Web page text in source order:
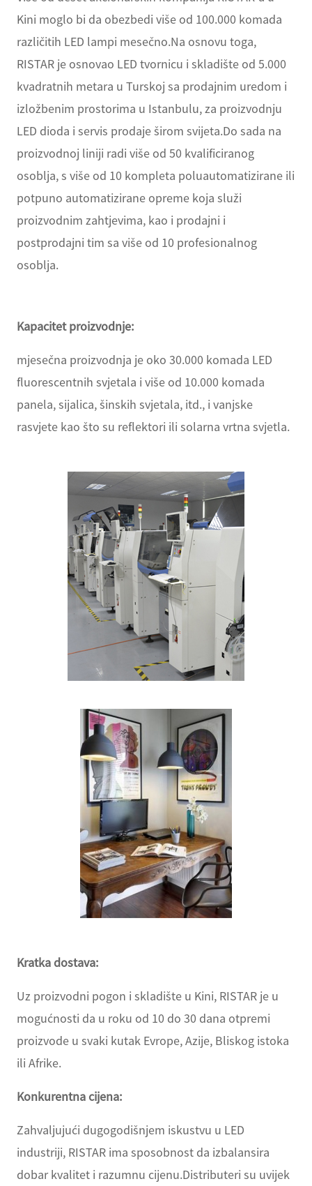
Kini moglo bi da obezbedi više od 100.000 komada
različitih LED lampi mesečno.Na osnovu toga,
RISTAR je osnovao LED tvornicu i skladište od 5.000
kvadratnih metara u Turskoj sa prodajnim uredom i
izložbenim prostorima u Istanbulu, za proizvodnju
LED dioda i servis prodaje širom svijeta.Do sada na
proizvodnoj liniji radi više od 50 kvalificiranog
osoblja, s više od 10 kompleta poluautomatizirane ili
potpuno automatizirane opreme koja služi
proizvodnim zahtjevima, kao i prodajni i
postprodajni tim sa više od 10 profesionalnog
osoblja.
Kapacitet proizvodnje:
mjesečna proizvodnja je oko 30.000 komada LED
fluorescentnih svjetala i više od 10.000 komada
panela, sijalica, šinskih svjetala, itd., i vanjske
rasvjete kao što su reflektori ili solarna vrtna svjetla.
Kratka dostava:
Uz proizvodni pogon i skladište u Kini, RISTAR je u
mogućnosti da u roku od 10 do 30 dana otpremi
proizvode u svaki kutak Evrope, Azije, Bliskog istoka
ili Afrike.
Konkurentna cijena:
Zahvaljujući dugogodišnjem iskustvu u LED
industriji, RISTAR ima sposobnost da izbalansira
dobar kvalitet i razumnu cijenu.Distributeri su uvijek